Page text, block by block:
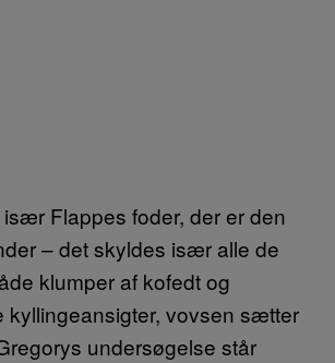
Flappes foder, der er den
– det skyldes især alle de
klumper af kofedt og
kyllingeansigter, vovsen sætter
undersøgelse står